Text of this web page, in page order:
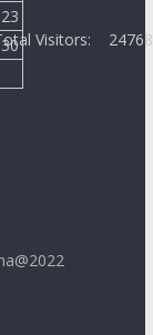
23
30
Visitors: